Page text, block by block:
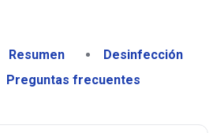
Resumen
Desinfección
Preguntas frecuentes